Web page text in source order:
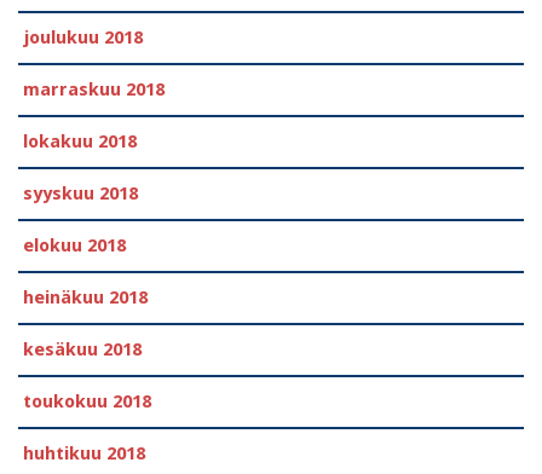
joulukuu 2018
marraskuu 2018
lokakuu 2018
syyskuu 2018
elokuu 2018
heinäkuu 2018
kesäkuu 2018
toukokuu 2018
huhtikuu 2018